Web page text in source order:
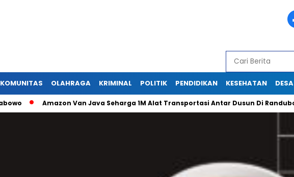
KOMUNITAS OLAHRAGA KRIMINAL POLITIK PENDIDIKAN KESEHATAN DESA
Amazon Van Java Seharga 1M Alat Transportasi Antar Dusun Di Randuboto